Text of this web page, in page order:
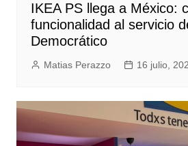
IKEA PS llega a México:
funcionalidad al servicio
Democrático
Matias Perazzo 16 julio,